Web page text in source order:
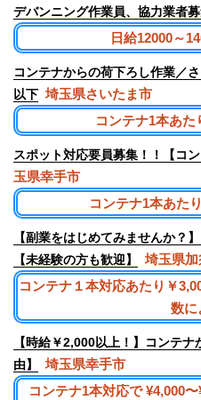
デバンニング作業員、協力業者
日給12000～
コンテナからの荷下ろし作業／
以下 埼玉県さいたま市
コンテナ1本あた
スポット対応要員募集！！【コ
玉県幸手市
コンテナ1本あた
【副業をはじめてみませんか？
【未経験の方も歓迎】
埼玉県加
コンテナ１本対応あたり￥
数に
【時給￥2,000以上！】コンテ
由】
埼玉県幸手市
コンテナ1本対応で ¥4,000